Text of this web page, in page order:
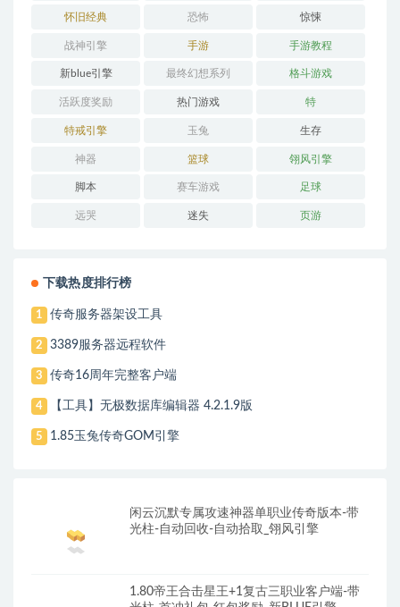
怀旧经典 恐怖 惊悚
战神引擎 手游 手游教程
新blue引擎 最终幻想系列 格斗游戏
活跃度奖励 热门游戏 特
特戒引擎 玉兔 生存
神器 篮球 翎风引擎
脚本 赛车游戏 足球
远哭 迷失 页游
下载热度排行榜
1 传奇服务器架设工具
2 3389服务器远程软件
3 传奇16周年完整客户端
4 【工具】无极数据库编辑器 4.2.1.9版
5 1.85玉兔传奇GOM引擎
闲云沉默专属攻速神器单职业传奇版本-带
光柱-自动回收-自动拾取_翎风引擎
1.80帝王合击星王+1复古三职业客户端-带